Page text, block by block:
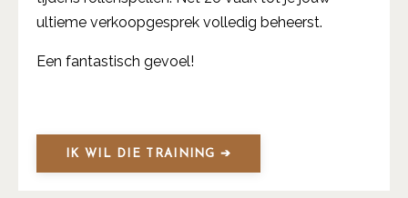
ultieme verkoopgesprek volledig beheerst.
Een fantastisch gevoel!
IK WIL DIE TRAINING ➔